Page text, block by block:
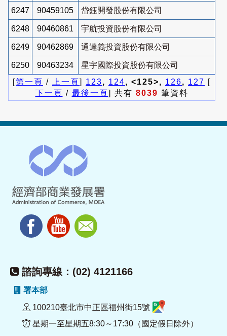
6247 90459105 岱鈺開發股份有限公司
6248 90460861 宇航投資股份有限公司
6249 90462869 通達義投資股份有限公司
6250 90463234
星宇國際投資股份有限公司
[第一頁 / 上一頁] 123, 124, <125>, 126, 127 [
下一頁 / 最後一頁] 共有 8039 筆資料
諮詢專線：(02) 4121166
署本部
100210臺北市中正區福州街15號
星期一至星期五8:30～17:30（國定假日除外）